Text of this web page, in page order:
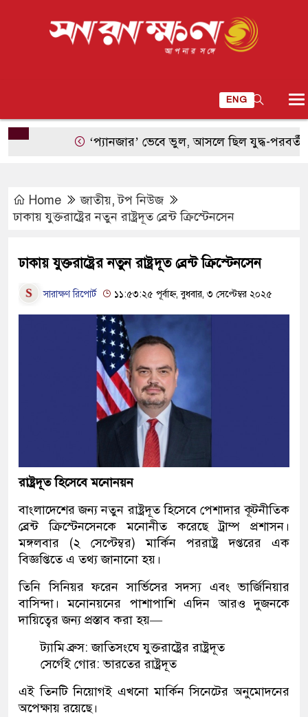
ENG
‘প্যানজার’ ভেবে ভুল, আসলে ছিল যুদ্ধ-পরবর্তী
Home জাতীয়,টপ নিউজ
ঢাকায় যুক্তরাষ্ট্রের নতুন রাষ্ট্রদূত ব্রেন্ট ক্রিস্টেনসেন
ঢাকায় যুক্তরাষ্ট্রের নতুন রাষ্ট্রদূত ব্রেন্ট ক্রিস্টেনসেন
সারাক্ষণ রিপোর্ট ১১:৫৩:২৫ পূর্বাহ্ন, বুধবার, ৩ সেপ্টেম্বর ২০২৫
রাষ্ট্রদূত হিসেবে মনোনয়ন
বাংলাদেশের জন্য নতুন রাষ্ট্রদূত হিসেবে পেশাদার কূটনীতিক
ব্রেন্ট ক্রিস্টেনসেনকে মনোনীত করেছে ট্রাম্প প্রশাসন।
মঙ্গলবার (২ সেপ্টেম্বর) মার্কিন পররাষ্ট্র দপ্তরের এক
বিজ্ঞপ্তিতে এ তথ্য জানানো হয়।
তিনি সিনিয়র ফরেন সার্ভিসের সদস্য এবং ভার্জিনিয়ার
বাসিন্দা। মনোনয়নের পাশাপাশি এদিন আরও দুজনকে
দায়িত্বের জন্য প্রস্তাব করা হয়—
ট্যামি ব্রুস: জাতিসংঘে যুক্তরাষ্ট্রের রাষ্ট্রদূত
সের্গেই গোর: ভারতের রাষ্ট্রদূত
এই তিনটি নিয়োগই এখনো মার্কিন সিনেটের অনুমোদনের
অপেক্ষায় রয়েছে।